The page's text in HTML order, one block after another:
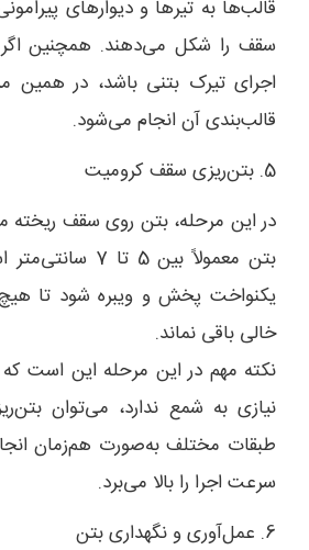
قالب‌ها به تیرها و دیوارهای
سقف را شکل می‌دهند. همچنین اگر
اجرای تیرک بتنی باشد، در همین
قالب‌بندی آن انجام می‌شود.
5. بتن‌ریزی سقف کرومیت
در این مرحله، بتن روی سقف
بتن معمولاً بین
یکنواخت پخش و ویبره شود تا
خالی باقی نماند.
نکته مهم در این مرحله این است
نیازی به شمع ندارد، می‌توان
طبقات مختلف به‌صورت هم‌زمان
سرعت اجرا را بالا می‌برد.
6. عمل‌آوری و نگهداری بتن